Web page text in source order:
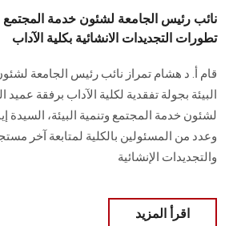
نائب رئيس الجامعة لشئون خدمة المجتمع
تطورات التجديدات الانشائية بكلية الآداب
قام أ. د هشام تمراز نائب رئيس الجامعة
البيئة بجولة تفقدية لكلية الآداب برفقة عميد
لشئون خدمة المجتمع وتنمية البيئة، السيدة
وعدد من المسئولين بالكلية لمتابعة آخر
والتجديدات الإنشائية
اقرأ المزيد